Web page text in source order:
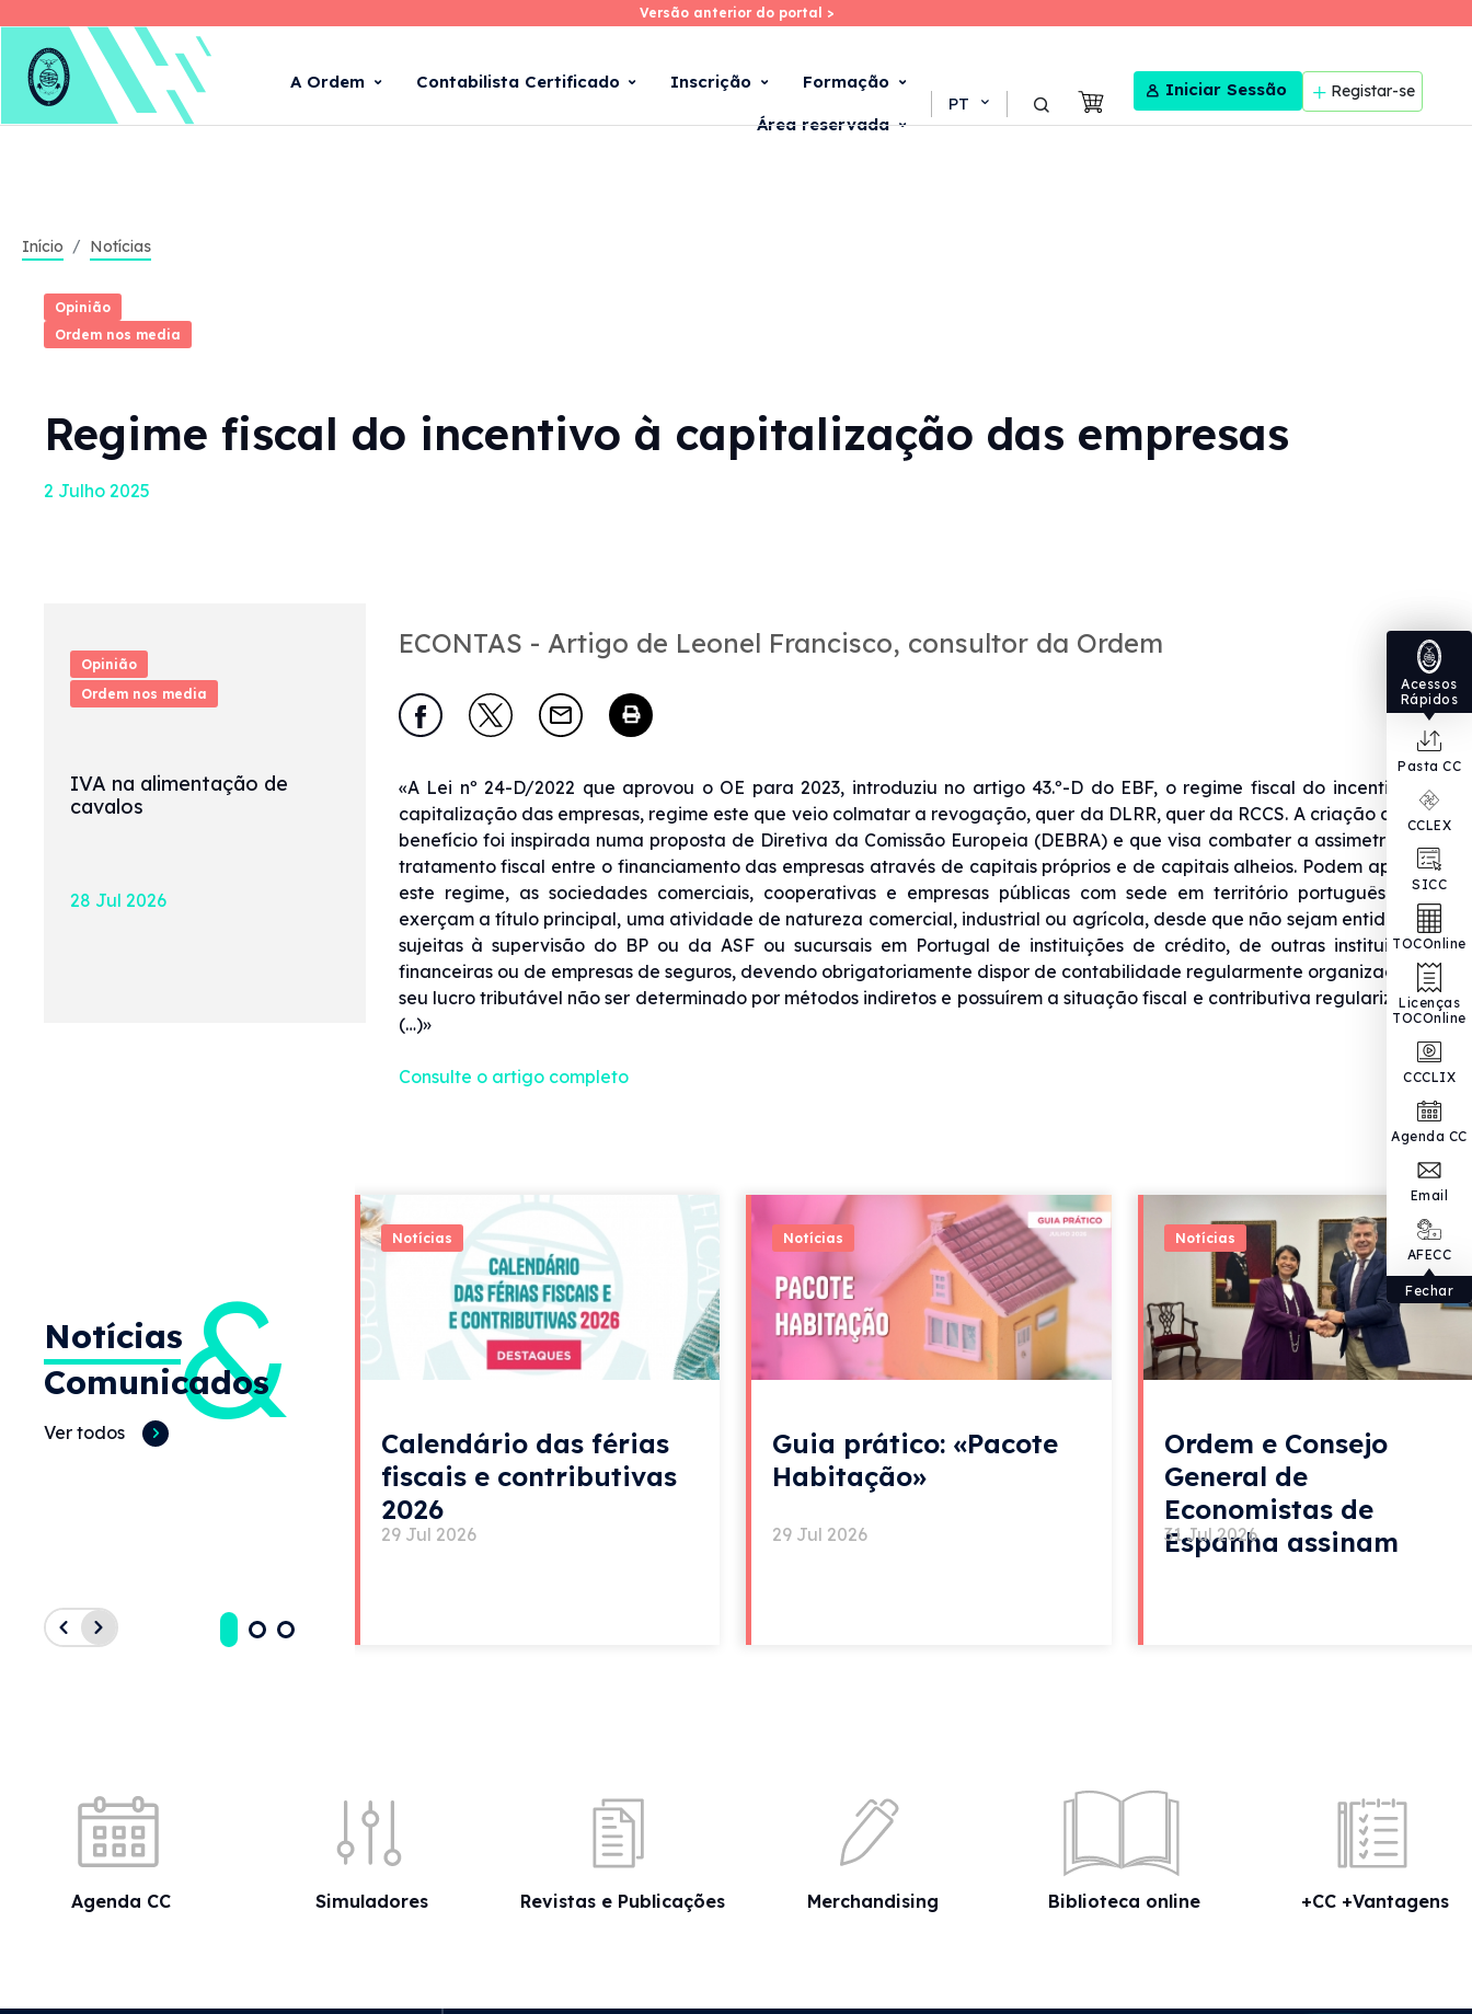
Skip
main
Versão anterior do portal >
Versão anterior do portal >
A Ordem Contabilista Certificado Inscrição Formação
Área reservada
PT User menu Registar-se
Iniciar Sessão
Acessos
Rápidos
Pasta CC
CCLEX
SICC
TOCOnline
Licenças
TOCOnline
CCCLIX
Agenda CC
Email
AFECC
Fechar
Início Notícias
Opinião
Ordem nos media
Regime fiscal do incentivo à capitalização das empresas
2 Julho 2025
Opinião
Ordem nos media
IVA na alimentação de
cavalos
28 Jul 2026
ECONTAS - Artigo de Leonel Francisco, consultor da Ordem
«A Lei nº 24-D/2022 que aprovou o OE para 2023, introduziu no artigo 43.º-D do EBF, o regime fiscal do incentivo à
capitalização das empresas, regime este que veio colmatar a revogação, quer da DLRR, quer da RCCS. A criação deste
benefício foi inspirada numa proposta de Diretiva da Comissão Europeia (DEBRA) e que visa combater a assimetria no
tratamento fiscal entre o financiamento das empresas através de capitais próprios e de capitais alheios. Podem aplicar
este regime, as sociedades comerciais, cooperativas e empresas públicas com sede em território português que
exerçam a título principal, uma atividade de natureza comercial, industrial ou agrícola, desde que não sejam entidades
sujeitas à supervisão do BP ou da ASF ou sucursais em Portugal de instituições de crédito, de outras instituições
financeiras ou de empresas de seguros, devendo obrigatoriamente dispor de contabilidade regularmente organizada, o
seu lucro tributável não ser determinado por métodos indiretos e possuírem a situação fiscal e contributiva regularizada
(…)»
Consulte o artigo completo
Notícias&
Comunicados
Ver todos
Notícias
Calendário das férias
fiscais e contributivas
2026
29 Jul 2026
Notícias
Guia prático: «Pacote
Habitação»
29 Jul 2026
Notícias
Ordem e Consejo
General de
Economistas de
Espanha assinam
31 Jul 2026
Agenda CC Simuladores Revistas e Publicações Merchandising Biblioteca online +CC +Vantagens